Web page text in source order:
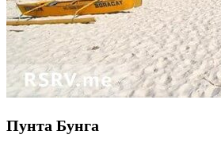
Пунта Бунга